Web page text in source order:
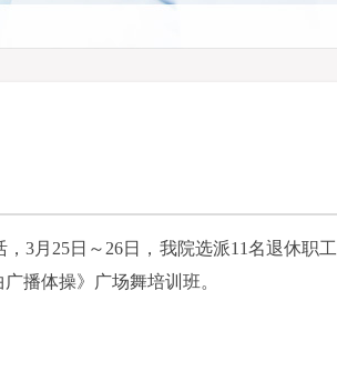
3月25日～26日，我院选派11名退休职
播体操》广场舞培训班。